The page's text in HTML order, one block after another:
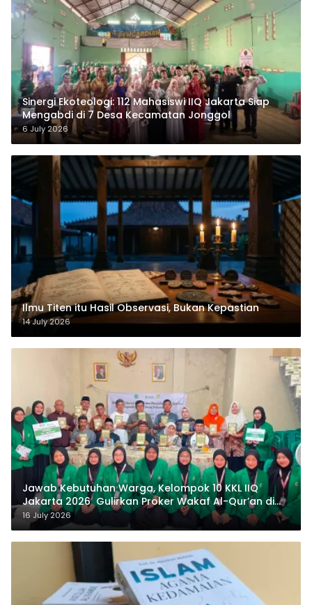
‎Sinergi Ekoteologi: 112 Mahasiswi IIQ Jakarta Siap
Mengabdi di 7 Desa Kecamatan Jonggol
6 July 2026
Ilmu Titen itu Hasil Observasi, Bukan Kepastian
14 July 2026
Jawab Kebutuhan Warga, Kelompok 10 KKL IIQ
Jakarta 2026 Gulirkan Proker Wakaf Al-Qur’an di
Sukamanah
16 July 2026